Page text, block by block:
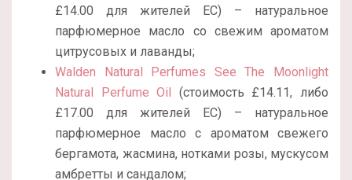
£14.00 для жителей ЕС) – натуральное
парфюмерное масло со свежим ароматом
цитрусовых и лаванды;
Walden Natural Perfumes See The Moonlight
Natural Perfume Oil (стоимость £14.11, либо
£17.00 для жителей ЕС) – натуральное
парфюмерное масло с ароматом свежего
бергамота, жасмина, нотками розы, мускусом
амбретты и сандалом;